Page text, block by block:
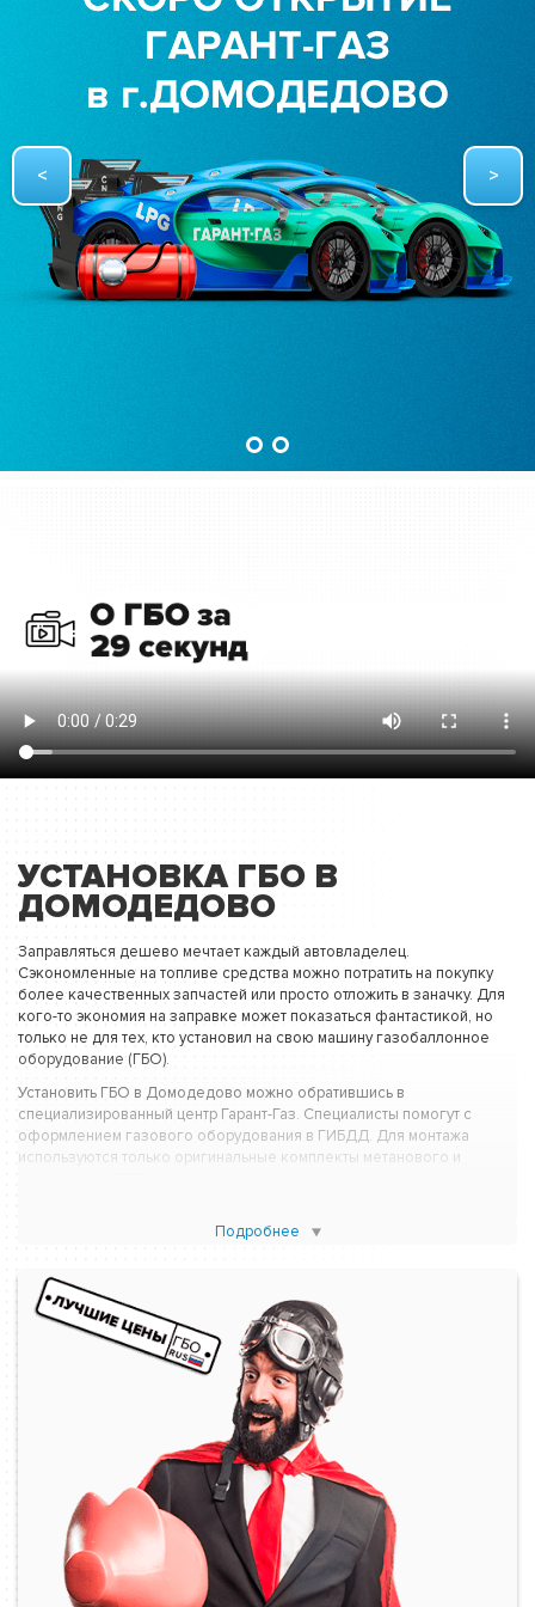
УСТАНОВКА ГБО В
ДОМОДЕДОВО
Заправляться дешево мечтает каждый автовладелец.
Сэкономленные на топливе средства можно потратить на покупку
более качественных запчастей или просто отложить в заначку. Для
кого-то экономия на заправке может показаться фантастикой, но
только не для тех, кто установил на свою машину газобаллонное
оборудование (ГБО).
Установить ГБО в Домодедово можно обратившись в
специализированный центр Гарант-Газ. Специалисты помогут с
оформлением газового оборудования в ГИБДД. Для монтажа
используются только оригинальные комплекты метанового и
полностью отсутствуют. Пополнить баллон “голубым топливом”
ПРЕИМУЩЕСТВА ПЕРЕВОДА АВТОМОБИЛЯ
НА ГАЗ
Основным преимуществом будет ощутимая экономия на стоимости
топлива. Как известно газ почти в два раза дешевле бензина. Еще
одним важным фактором использования газа в качестве
автомобильного топлива — это вклад в сохранение экологии.
Каждый автовладелец, заправляющий авто не бензином, а газом
вносит свой ощутимый вклад в это благое дело.
Можно выделить еще ряд преимуществ установки ГБО:
Автомобиль получит увеличенным пробег без дозаправки,
Подробнее